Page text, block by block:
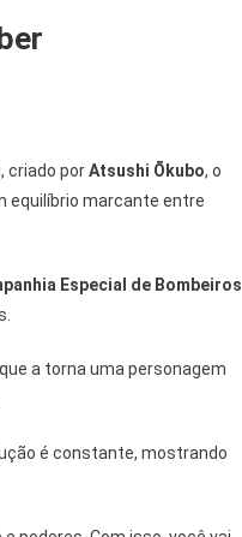
criado porAtsushi Ōkubo, o
equilíbrio marcante entre
Especial de Bombeiros
a torna uma personagem
é constante, mostrando